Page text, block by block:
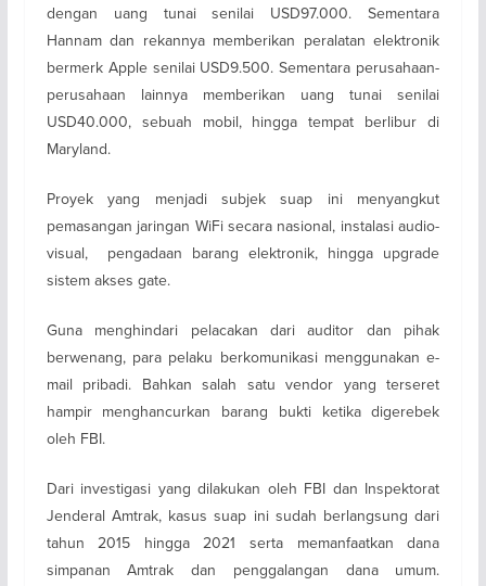
dengan uang tunai senilai USD97.000. Sementara
Hannam dan rekannya memberikan peralatan elektronik
bermerk Apple senilai USD9.500. Sementara perusahaan-
perusahaan lainnya memberikan uang tunai senilai
USD40.000, sebuah mobil, hingga tempat berlibur di
Maryland.
Proyek yang menjadi subjek suap ini menyangkut
pemasangan jaringan WiFi secara nasional, instalasi audio-
visual, pengadaan barang elektronik, hingga upgrade
sistem akses gate.
Guna menghindari pelacakan dari auditor dan pihak
berwenang, para pelaku berkomunikasi menggunakan e-
mail pribadi. Bahkan salah satu vendor yang terseret
hampir menghancurkan barang bukti ketika digerebek
oleh FBI.
Dari investigasi yang dilakukan oleh FBI dan Inspektorat
Jenderal Amtrak, kasus suap ini sudah berlangsung dari
tahun 2015 hingga 2021 serta memanfaatkan dana
simpanan Amtrak dan penggalangan dana umum.